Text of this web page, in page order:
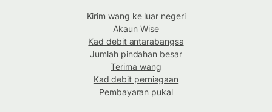
Kirim wang ke luar negeri
Akaun Wise
Kad debit antarabangsa
Jumlah pindahan besar
Terima wang
Kad debit perniagaan
Pembayaran pukal